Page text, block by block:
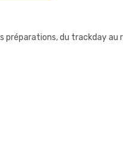
préparations, du trackday